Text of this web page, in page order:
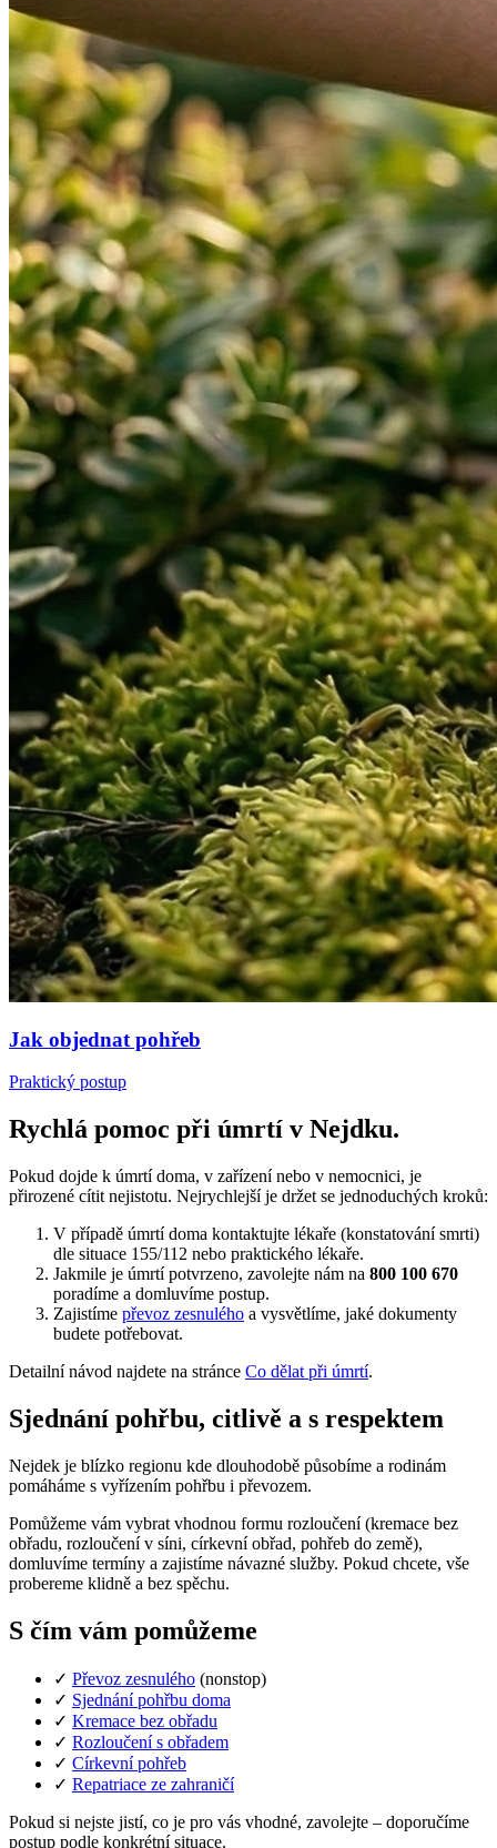
Jak objednat pohřeb
Praktický postup
Rychlá pomoc při úmrtí v Nejdku.
Pokud dojde k úmrtí doma, v zařízení nebo v nemocnici, je
přirozené cítit nejistotu. Nejrychlejší je držet se jednoduchých kroků:
V případě úmrtí doma kontaktujte lékaře (konstatování smrti)
dle situace 155/112 nebo praktického lékaře.
Jakmile je úmrtí potvrzeno, zavolejte nám na 800 100 670
poradíme a domluvíme postup.
Zajistíme převoz zesnulého a vysvětlíme, jaké dokumenty
budete potřebovat.
Detailní návod najdete na stránce Co dělat při úmrtí.
Sjednání pohřbu, citlivě a s respektem
Nejdek je blízko regionu kde dlouhodobě působíme a rodinám
pomáháme s vyřízením pohřbu i převozem.
Pomůžeme vám vybrat vhodnou formu rozloučení (kremace bez
obřadu, rozloučení v síni, církevní obřad, pohřeb do země),
domluvíme termíny a zajistíme návazné služby. Pokud chcete, vše
probereme klidně a bez spěchu.
S čím vám pomůžeme
✓ Převoz zesnulého (nonstop)
✓ Sjednání pohřbu doma
✓ Kremace bez obřadu
✓ Rozloučení s obřadem
✓ Církevní pohřeb
✓ Repatriace ze zahraničí
Pokud si nejste jistí, co je pro vás vhodné, zavolejte – doporučíme
postup podle konkrétní situace.